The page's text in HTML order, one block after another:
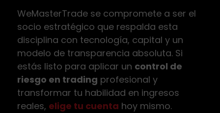
WeMasterTrade se compromete a ser el
socio estratégico que respalda esta
disciplina con tecnología, capital y un
modelo de transparencia absoluta. Si
estás listo para aplicar un control de
riesgo en trading profesional y
transformar tu habilidad en ingresos
reales, elige tu cuenta hoy mismo.